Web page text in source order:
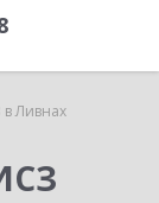
Ливнах